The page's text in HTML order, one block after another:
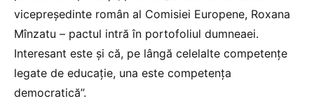
vicepreședinte român al Comisiei Europene, Roxana
Mînzatu – pactul intră în portofoliul dumneaei.
Interesant este și că, pe lângă celelalte competențe
legate de educație, una este competența
democratică”.